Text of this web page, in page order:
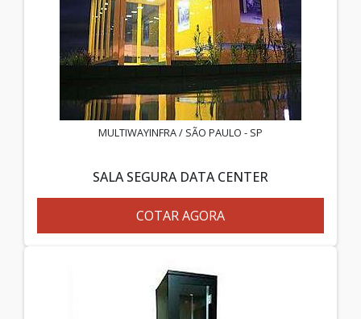
MULTIWAYINFRA / SÃO PAULO - SP
SALA SEGURA DATA CENTER
COTAR AGORA